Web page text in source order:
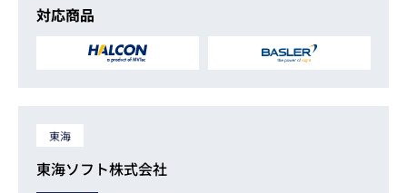
対応商品
東海
東海ソフト株式会社